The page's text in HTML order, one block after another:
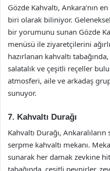
Gözde Kahvaltı, Ankara’nın
biri olarak biliniyor.
bir yorumunu sunan Gözde
menüsü ile ziyaretçilerini
hazırlanan kahvaltı
salatalık ve çeşitli reçeller
atmosferi, aile ve arkadaş
sunuyor.
7. Kahvaltı Durağı
Kahvaltı Durağı,
serpme kahvaltı mekanı.
sunarak her damak zevkine
tabağında, çeşitli peynirler,